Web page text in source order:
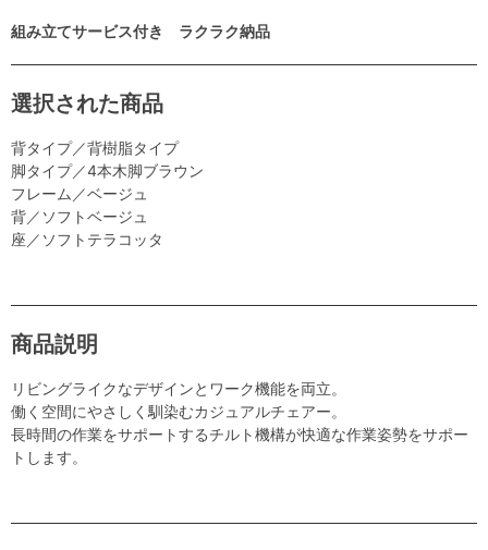
組み立てサービス付き ラクラク納品
選択された商品
背タイプ／背樹脂タイプ
脚タイプ／4本木脚ブラウン
フレーム／ベージュ
背／ソフトベージュ
座／ソフトテラコッタ
商品説明
リビングライクなデザインとワーク機能を両立。
働く空間にやさしく馴染むカジュアルチェアー。
長時間の作業をサポートするチルト機構が快適な作業姿勢をサポー
トします。